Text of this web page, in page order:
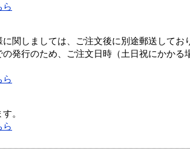
ら
関しましては、ご注文後に別途郵送してお
発行のため、ご注文日時（土日祝にかか
ら
。
ら